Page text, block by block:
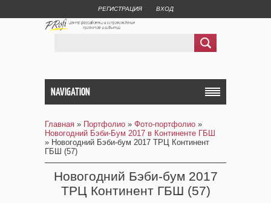
РЕГИСТРАЦИЯ ВХОД
NAVIGATION
Главная » Портфолио » Фото-портфолио »
Новогодний Бэби-Бум 2017 в Континенте ГБШ
» Новогодний Бэби-бум 2017 ТРЦ Континент
ГБШ (57)
Новогодний Бэби-бум 2017
ТРЦ Континент ГБШ (57)